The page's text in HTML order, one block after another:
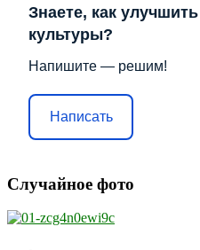
Знаете, как
культуры?
Напишите — решим!
Написать
Случайное фото